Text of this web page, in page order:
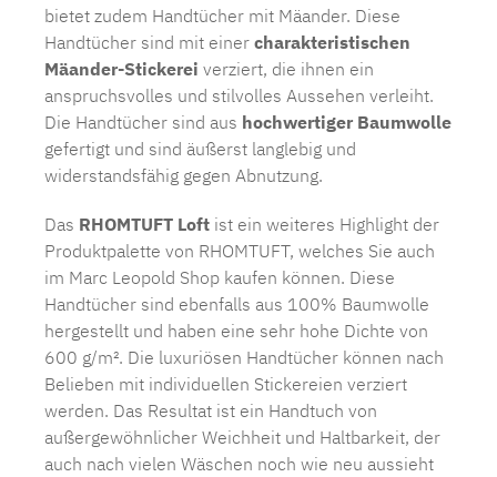
bietet zudem Handtücher mit Mäander. Diese
Handtücher sind mit einer charakteristischen
Mäander-Stickerei verziert, die ihnen ein
anspruchsvolles und stilvolles Aussehen verleiht.
Die Handtücher sind aus hochwertiger Baumwolle
gefertigt und sind äußerst langlebig und
widerstandsfähig gegen Abnutzung.
Das RHOMTUFT Loft ist ein weiteres Highlight der
Produktpalette von RHOMTUFT, welches Sie auch
im Marc Leopold Shop kaufen können. Diese
Handtücher sind ebenfalls aus 100% Baumwolle
hergestellt und haben eine sehr hohe Dichte von
600 g/m². Die luxuriösen Handtücher können nach
Belieben mit individuellen Stickereien verziert
werden. Das Resultat ist ein Handtuch von
außergewöhnlicher Weichheit und Haltbarkeit, der
auch nach vielen Wäschen noch wie neu aussieht